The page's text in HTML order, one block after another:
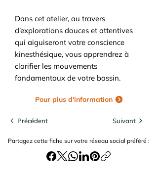
Dans cet atelier, au travers
d’explorations douces et attentives
qui aiguiseront votre conscience
kinesthésique, vous apprendrez à
clarifier les mouvements
fondamentaux de votre bassin.
Pour plus d'information
Précédent Suivant
Partagez cette fiche sur votre réseau social préféré :